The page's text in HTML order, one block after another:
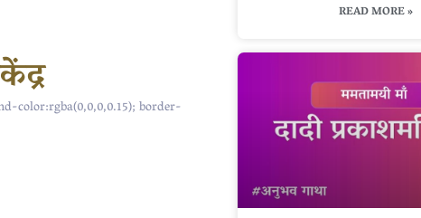
color:rgba(0,0,0,0.15); border-
READ MORE »